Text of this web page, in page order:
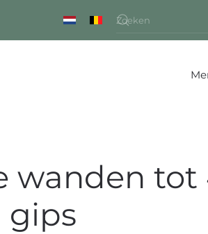
wanden tot
gips